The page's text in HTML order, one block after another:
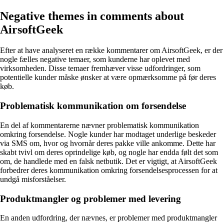
Negative themes in comments about
AirsoftGeek
Efter at have analyseret en række kommentarer om AirsoftGeek, er der
nogle fælles negative temaer, som kunderne har oplevet med
virksomheden. Disse temaer fremhæver visse udfordringer, som
potentielle kunder måske ønsker at være opmærksomme på før deres
køb.
Problematisk kommunikation om forsendelse
En del af kommentarerne nævner problematisk kommunikation
omkring forsendelse. Nogle kunder har modtaget underlige beskeder
via SMS om, hvor og hvornår deres pakke ville ankomme. Dette har
skabt tvivl om deres oprindelige køb, og nogle har endda følt det som
om, de handlede med en falsk netbutik. Det er vigtigt, at AirsoftGeek
forbedrer deres kommunikation omkring forsendelsesprocessen for at
undgå misforståelser.
Produktmangler og problemer med levering
En anden udfordring, der nævnes, er problemer med produktmangler